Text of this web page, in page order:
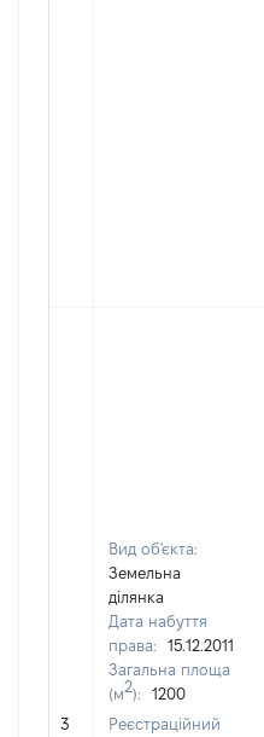
3
Вид об'єкта:
Земельна
ділянка
Дата набуття
права:
15.12.2011
Загальна площа
(м2):
1200
Реєстраційний